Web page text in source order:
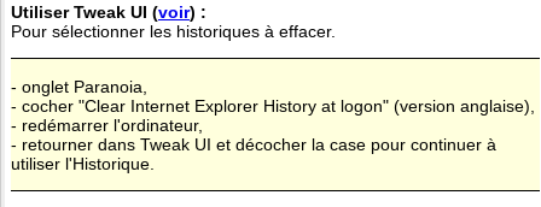
Utiliser Tweak UI (voir) :
Pour sélectionner les historiques à effacer.
- onglet Paranoia,
- cocher "Clear Internet Explorer History at logon" (version anglaise),
- redémarrer l'ordinateur,
- retourner dans Tweak UI et décocher la case pour continuer à
utiliser l'Historique.